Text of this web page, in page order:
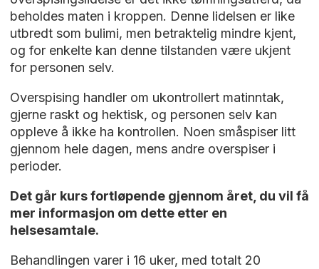
beholdes maten i kroppen. Denne lidelsen er like
utbredt som bulimi, men betraktelig mindre kjent,
og for enkelte kan denne tilstanden være ukjent
for personen selv.
Overspising handler om ukontrollert matinntak,
gjerne raskt og hektisk, og personen selv kan
oppleve å ikke ha kontrollen. Noen småspiser litt
gjennom hele dagen, mens andre overspiser i
perioder.
Det går kurs fortløpende gjennom året, du vil få
mer informasjon om dette etter en
helsesamtale.
Behandlingen varer i 16 uker, med totalt 20